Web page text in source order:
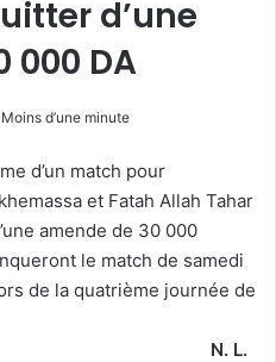
d’une
000 DA
Moins d’une minute
d’un match pour
et Fatah Allah Tahar
amende de 30 000
le match de samedi
de la quatrième journée de
N. L.